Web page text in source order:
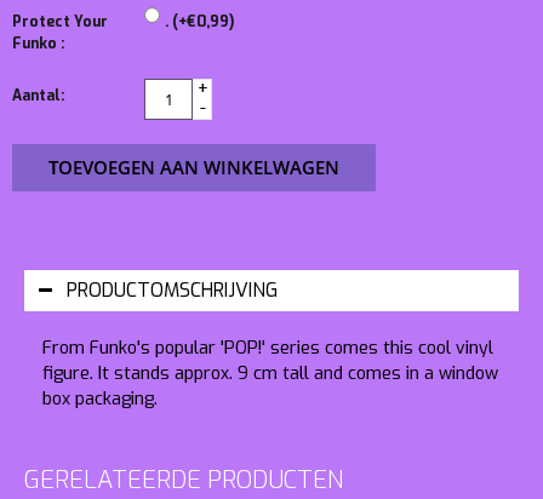
Protect Your
Funko :
. (+€0,99)
Aantal:
+
-
TOEVOEGEN AAN WINKELWAGEN
PRODUCTOMSCHRIJVING
From Funko's popular 'POP!' series comes this cool vinyl
figure. It stands approx. 9 cm tall and comes in a window
box packaging.
GERELATEERDE PRODUCTEN